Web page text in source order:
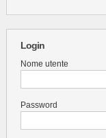
Login
Nome utente
Password